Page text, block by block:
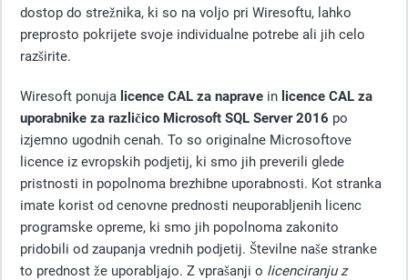
dostop do strežnika, ki so na voljo pri Wiresoftu, lahko
preprosto pokrijete svoje individualne potrebe ali jih celo
razširite.
Wiresoft ponuja licence CAL za naprave in licence CAL za
uporabnike za različico Microsoft SQL Server 2016 po
izjemno ugodnih cenah. To so originalne Microsoftove
licence iz evropskih podjetij, ki smo jih preverili glede
pristnosti in popolnoma brezhibne uporabnosti. Kot stranka
imate korist od cenovne prednosti neuporabljenih licenc
programske opreme, ki smo jih popolnoma zakonito
pridobili od zaupanja vrednih podjetij. Številne naše stranke
to prednost že uporabljajo. Z vprašanji o licenciranju z